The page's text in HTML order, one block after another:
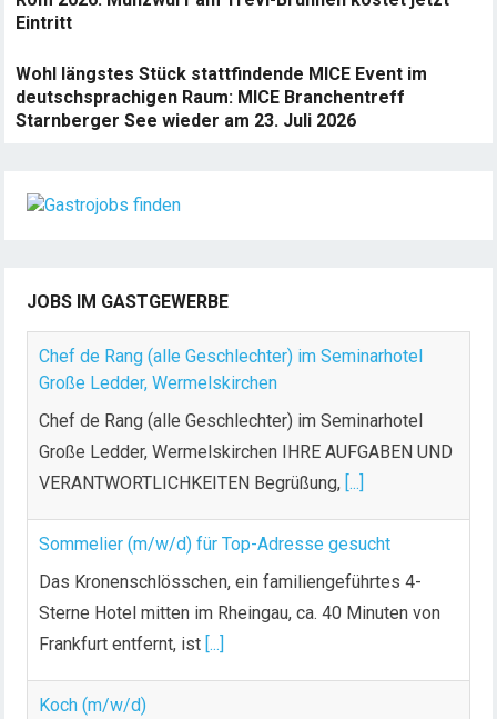
Eintritt
Wohl längstes Stück stattfindende MICE Event im
deutschsprachigen Raum: MICE Branchentreff
Starnberger See wieder am 23. Juli 2026
JOBS IM GASTGEWERBE
Chef de Rang (alle Geschlechter) im Seminarhotel
Große Ledder, Wermelskirchen
Chef de Rang (alle Geschlechter) im Seminarhotel
Große Ledder, Wermelskirchen IHRE AUFGABEN UND
VERANTWORTLICHKEITEN Begrüßung, [...]
Sommelier (m/w/d) für Top-Adresse gesucht
Das Kronenschlösschen, ein familiengeführtes 4-
Sterne Hotel mitten im Rheingau, ca. 40 Minuten von
Frankfurt entfernt, ist [...]
Koch (m/w/d)